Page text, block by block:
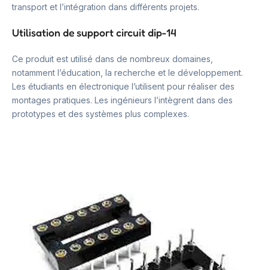
transport et l’intégration dans différents projets.
Utilisation de support circuit dip-14
Ce produit est utilisé dans de nombreux domaines,
notamment l’éducation, la recherche et le développement.
Les étudiants en électronique l’utilisent pour réaliser des
montages pratiques. Les ingénieurs l’intègrent dans des
prototypes et des systèmes plus complexes.